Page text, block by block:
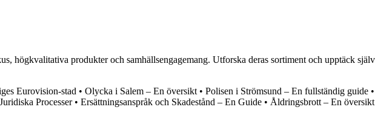
högkvalitativa produkter och samhällsengagemang. Utforska deras sortiment och upptäck själv
Eurovision-stad • Olycka i Salem – En översikt • Polisen i Strömsund – En fullständig guide •
Processer• Ersättningsanspråk och Skadestånd – En Guide • Åldringsbrott – En översikt